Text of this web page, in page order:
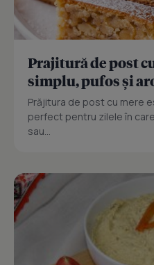
Prajitură de post
simplu, pufos și
Prăjitura de post cu mere
perfect pentru zilele în
sau...